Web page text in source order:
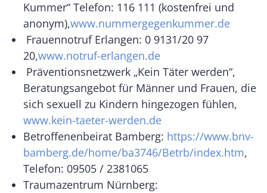
Kummer“ Telefon: 116 111 (kostenfrei und
anonym),www.nummergegenkummer.de
Frauennotruf Erlangen: 0 9131/20 97
20,www.notruf-erlangen.de
Präventionsnetzwerk „Kein Täter werden“,
Beratungsangebot für Männer und Frauen, die
sich sexuell zu Kindern hingezogen fühlen,
www.kein-taeter-werden.de
Betroffenenbeirat Bamberg: https://www.bnv-
bamberg.de/home/ba3746/Betrb/index.htm,
Telefon: 09505 / 2381065
Traumazentrum Nürnberg: